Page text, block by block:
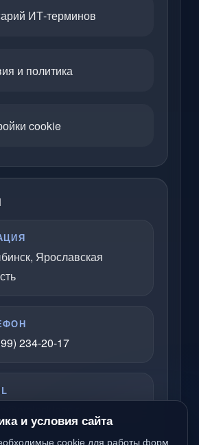
ИТ-терминов
и политика
cookie
Ярославская
234-20-17
и условия сайта
cookie для работы форм,